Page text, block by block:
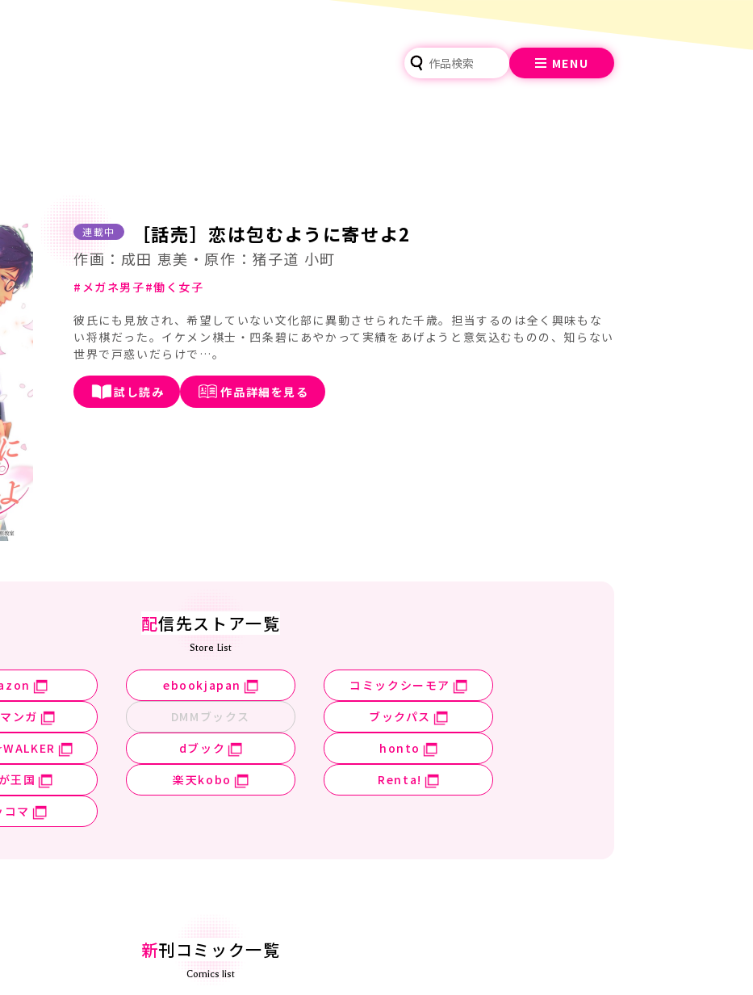
MENU
連載中 ［話売］恋は包むように寄せよ2
作画：成田 恵美・原作：猪子道 小町
メガネ男子 働く女子
彼氏にも見放され、希望していない文化部に異動させられた千歳。担当するのは全く興味もな
い将棋だった。イケメン棋士・四条碧にあやかって実績をあげようと意気込むものの、知らない
世界で戸惑いだらけで…。
試し読み 作品詳細を見る
配信先ストア一覧
Store List
ebookjapan
コミックシーモア
ンガ
DMMブックス
ブックパス
dブック
honto
王国
楽天kobo
Renta!
コマ
新刊コミック一覧
Comics list